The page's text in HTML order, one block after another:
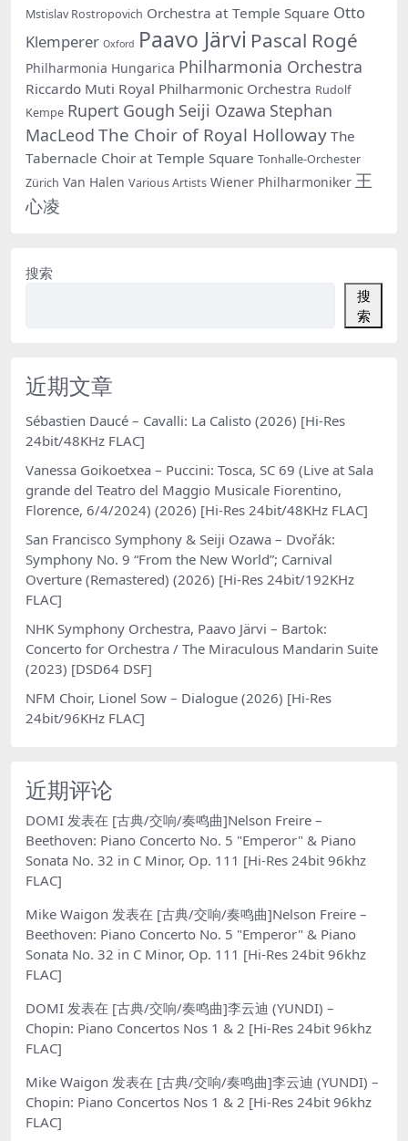
Mstislav Rostropovich Orchestra at Temple Square Otto
Klemperer Oxford Paavo Järvi Pascal Rogé
Philharmonia Hungarica Philharmonia Orchestra
Riccardo Muti Royal Philharmonic Orchestra Rudolf
Kempe Rupert Gough Seiji Ozawa Stephan
MacLeod The Choir of Royal Holloway The
Tabernacle Choir at Temple Square Tonhalle-Orchester
Zürich Van Halen Various Artists Wiener Philharmoniker 王
心凌
搜索
搜
索
近期文章
Sébastien Daucé – Cavalli: La Calisto (2026) [Hi-Res
24bit/48KHz FLAC]
Vanessa Goikoetxea – Puccini: Tosca, SC 69 (Live at Sala
grande del Teatro del Maggio Musicale Fiorentino,
Florence, 6/4/2024) (2026) [Hi-Res 24bit/48KHz FLAC]
San Francisco Symphony & Seiji Ozawa – Dvořák:
Symphony No. 9 “From the New World”; Carnival
Overture (Remastered) (2026) [Hi-Res 24bit/192KHz
FLAC]
NHK Symphony Orchestra, Paavo Järvi – Bartok:
Concerto for Orchestra / The Miraculous Mandarin Suite
(2023) [DSD64 DSF]
NFM Choir, Lionel Sow – Dialogue (2026) [Hi-Res
24bit/96KHz FLAC]
近期评论
DOMI 发表在 [古典/交响/奏鸣曲]Nelson Freire –
Beethoven: Piano Concerto No. 5 "Emperor" & Piano
Sonata No. 32 in C Minor, Op. 111 [Hi-Res 24bit 96khz
FLAC]
Mike Waigon 发表在 [古典/交响/奏鸣曲]Nelson Freire –
Beethoven: Piano Concerto No. 5 "Emperor" & Piano
Sonata No. 32 in C Minor, Op. 111 [Hi-Res 24bit 96khz
FLAC]
DOMI 发表在 [古典/交响/奏鸣曲]李云迪 (YUNDI) –
Chopin: Piano Concertos Nos 1 & 2 [Hi-Res 24bit 96khz
FLAC]
Mike Waigon 发表在 [古典/交响/奏鸣曲]李云迪 (YUNDI) –
Chopin: Piano Concertos Nos 1 & 2 [Hi-Res 24bit 96khz
FLAC]